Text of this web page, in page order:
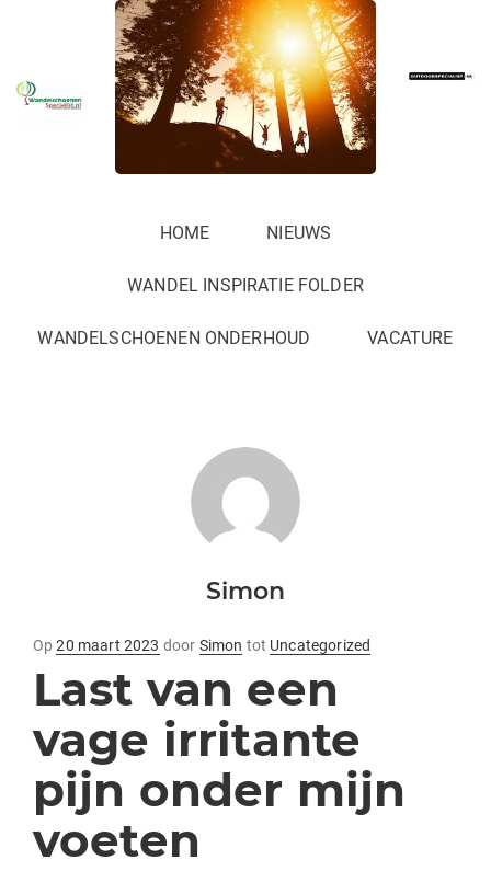
HOME NIEUWS
WANDEL INSPIRATIE FOLDER
WANDELSCHOENEN ONDERHOUD VACATURE
Simon
Opgeplaatst
20 maart 2023 door Simon tot Uncategorized
Last van een
vage irritante
pijn onder mijn
voeten